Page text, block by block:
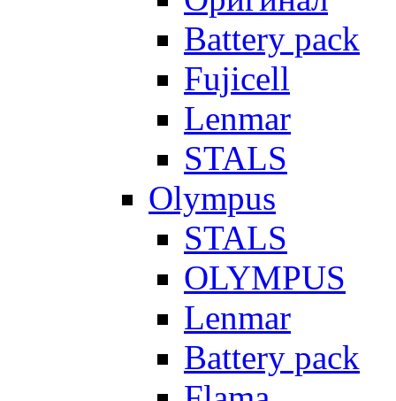
Battery pack
Fujicell
Lenmar
STALS
Olympus
STALS
OLYMPUS
Lenmar
Battery pack